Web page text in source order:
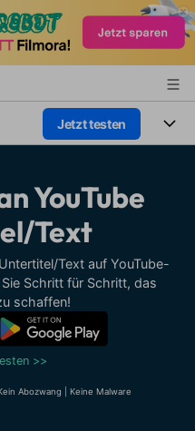
Jetzt testen
Meisterkurs
YouTube
Text
Text auf YouTube-
Schritt für Schritt, das
schaffen!
>>
Abozwang | Keine Malware